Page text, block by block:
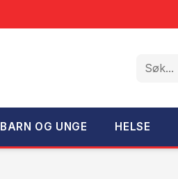
Søk
BARN OG UNGE HELSE